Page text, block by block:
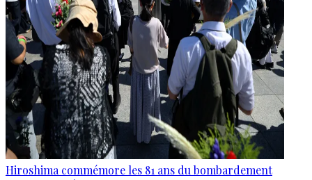
Hiroshima commémore les 81 ans du bombardement